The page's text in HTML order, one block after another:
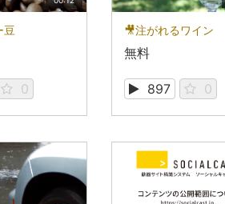
豆
0
🎥注がれるワイン
無料
897 0